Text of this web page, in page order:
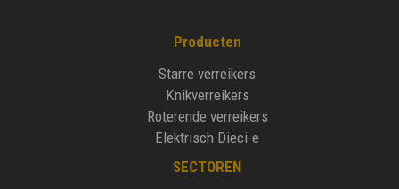
Producten
Starre verreikers
Knikverreikers
Roterende verreikers
Elektrisch Dieci-e
SECTOREN